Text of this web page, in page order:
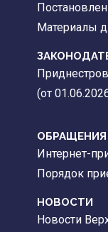
Материалы
(от
Интернет-
Порядок
НОВОСТИ
Новости